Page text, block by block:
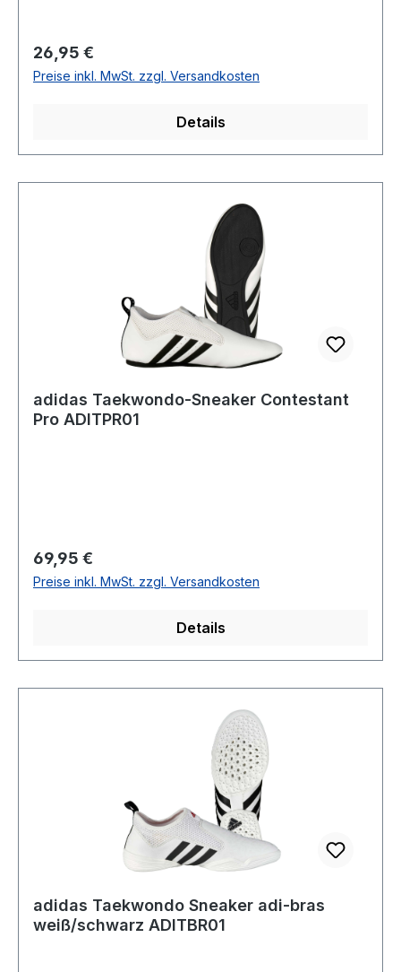
Regulärer Preis:
26,95 €
Preise inkl. MwSt. zzgl. Versandkosten
Details
adidas Taekwondo-Sneaker Contestant
Pro ADITPR01
Regulärer Preis:
69,95 €
Preise inkl. MwSt. zzgl. Versandkosten
Details
adidas Taekwondo Sneaker adi-bras
weiß/schwarz ADITBR01